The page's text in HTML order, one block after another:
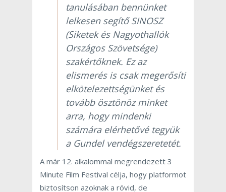
tanulásában bennünket
lelkesen segítő SINOSZ
(Siketek és Nagyothallók
Országos Szövetsége)
szakértőknek. Ez az
elismerés is csak megerősíti
elkötelezettségünket és
tovább ösztönöz minket
arra, hogy mindenki
számára elérhetővé tegyük
a Gundel vendégszeretetét.
A már 12. alkalommal megrendezett 3
Minute Film Festival célja, hogy platformot
biztosítson azoknak a rövid, de